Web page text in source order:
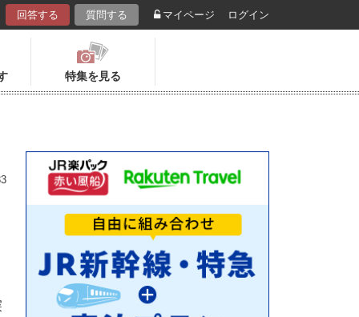
回答する 質問する マイページ ログイン
特集を見る